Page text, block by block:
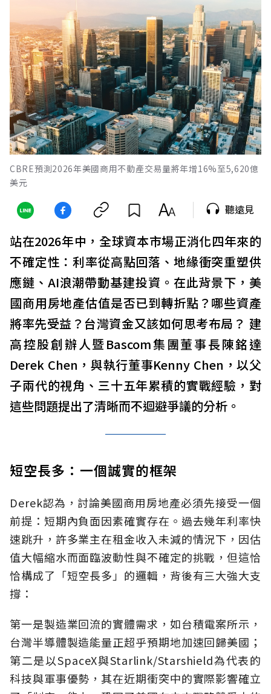
CBRE預測2026年美國商用不動產交易量將年增16%至5,620億
美元
聽遠見
站在2026年中，全球資本市場正消化四年來的
不確定性：利率從高點回落、地緣衝突重塑供
應鏈、AI浪潮帶動基建投資。在此背景下，美
國商用房地產估值是否已到轉折點？哪些資產
將率先受益？台灣資金又該如何思考布局？ 建
高控股創辦人暨Bascom集團董事長陳銘達
Derek Chen，與執行董事Kenny Chen，以父
子兩代的視角、三十五年累積的實戰經驗，對
這些問題提出了清晰而不迴避爭議的分析。
短空長多：一個誠實的框架
Derek認為，討論美國商用房地產必須先接受一個
前提：短期內負面因素確實存在。過去幾年利率快
速跳升，許多業主在租金收入未減的情況下，因估
值大幅縮水而面臨波動性與不確定的挑戰，但這恰
恰構成了「短空長多」的邏輯，背後有三大強大支
撐：
第一是製造業回流的實體需求，如台積電案所示，
台灣半導體製造能量正超乎預期地加速回歸美國；
第二是以SpaceX與Starlink/Starshield為代表的
科技與軍事優勢，其在近期衝突中的實際影響確立